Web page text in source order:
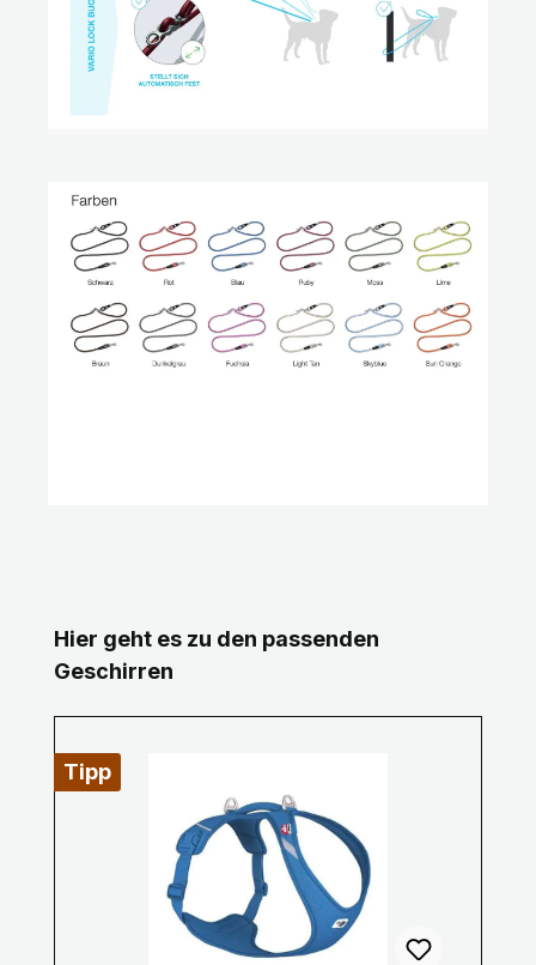
Produktgalerie überspringen
Hier geht es zu den passenden
Geschirren
Tipp